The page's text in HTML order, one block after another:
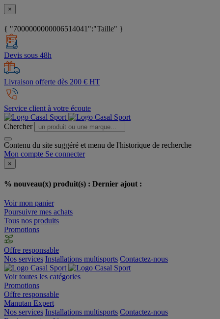
×
{ "7000000000006514041":"Taille" }
Devis sous 48h
Livraison offerte dès 200 € HT
Service client à votre écoute
Chercher
Contenu du site suggéré et menu de l'historique de recherche
Mon compte Se connecter
×
% nouveau(x) produit(s) : Dernier ajout :
Voir mon panier
Poursuivre mes achats
Tous nos produits
Promotions
Offre responsable
Nos services Installations multisports Contactez-nous
Voir toutes les catégories
Promotions
Offre responsable
Manutan Expert
Nos services Installations multisports Contactez-nous